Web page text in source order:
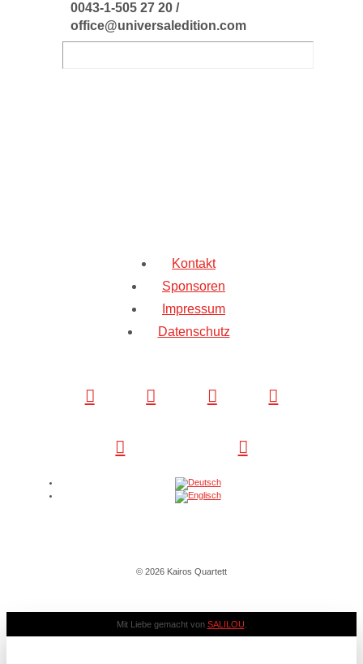
0043-1-505 27 20 /
office@universaledition.com
Kontakt
Sponsoren
Impressum
Datenschutz
© 2026 Kairos Quartett
Mit Liebe gemacht von SALILOU